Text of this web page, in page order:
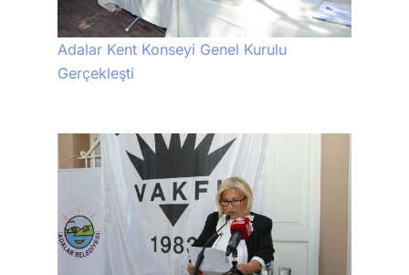
Adalar Kent Konseyi Genel Kurulu
Gerçekleşti